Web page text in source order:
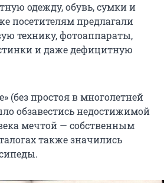
одежду, обувь, сумки и
посетителям предлагали
технику, фотоаппараты,
и даже дефицитную
(без простоя в многолетней
обзавестись недостижимой
мечтой — собственным
также значились